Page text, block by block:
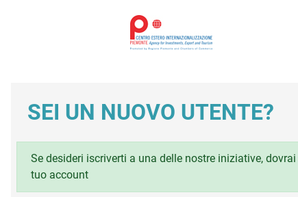
SEI UN NUOVO UTENTE?
Se desideri iscriverti a una delle nostre iniziative,
tuo account